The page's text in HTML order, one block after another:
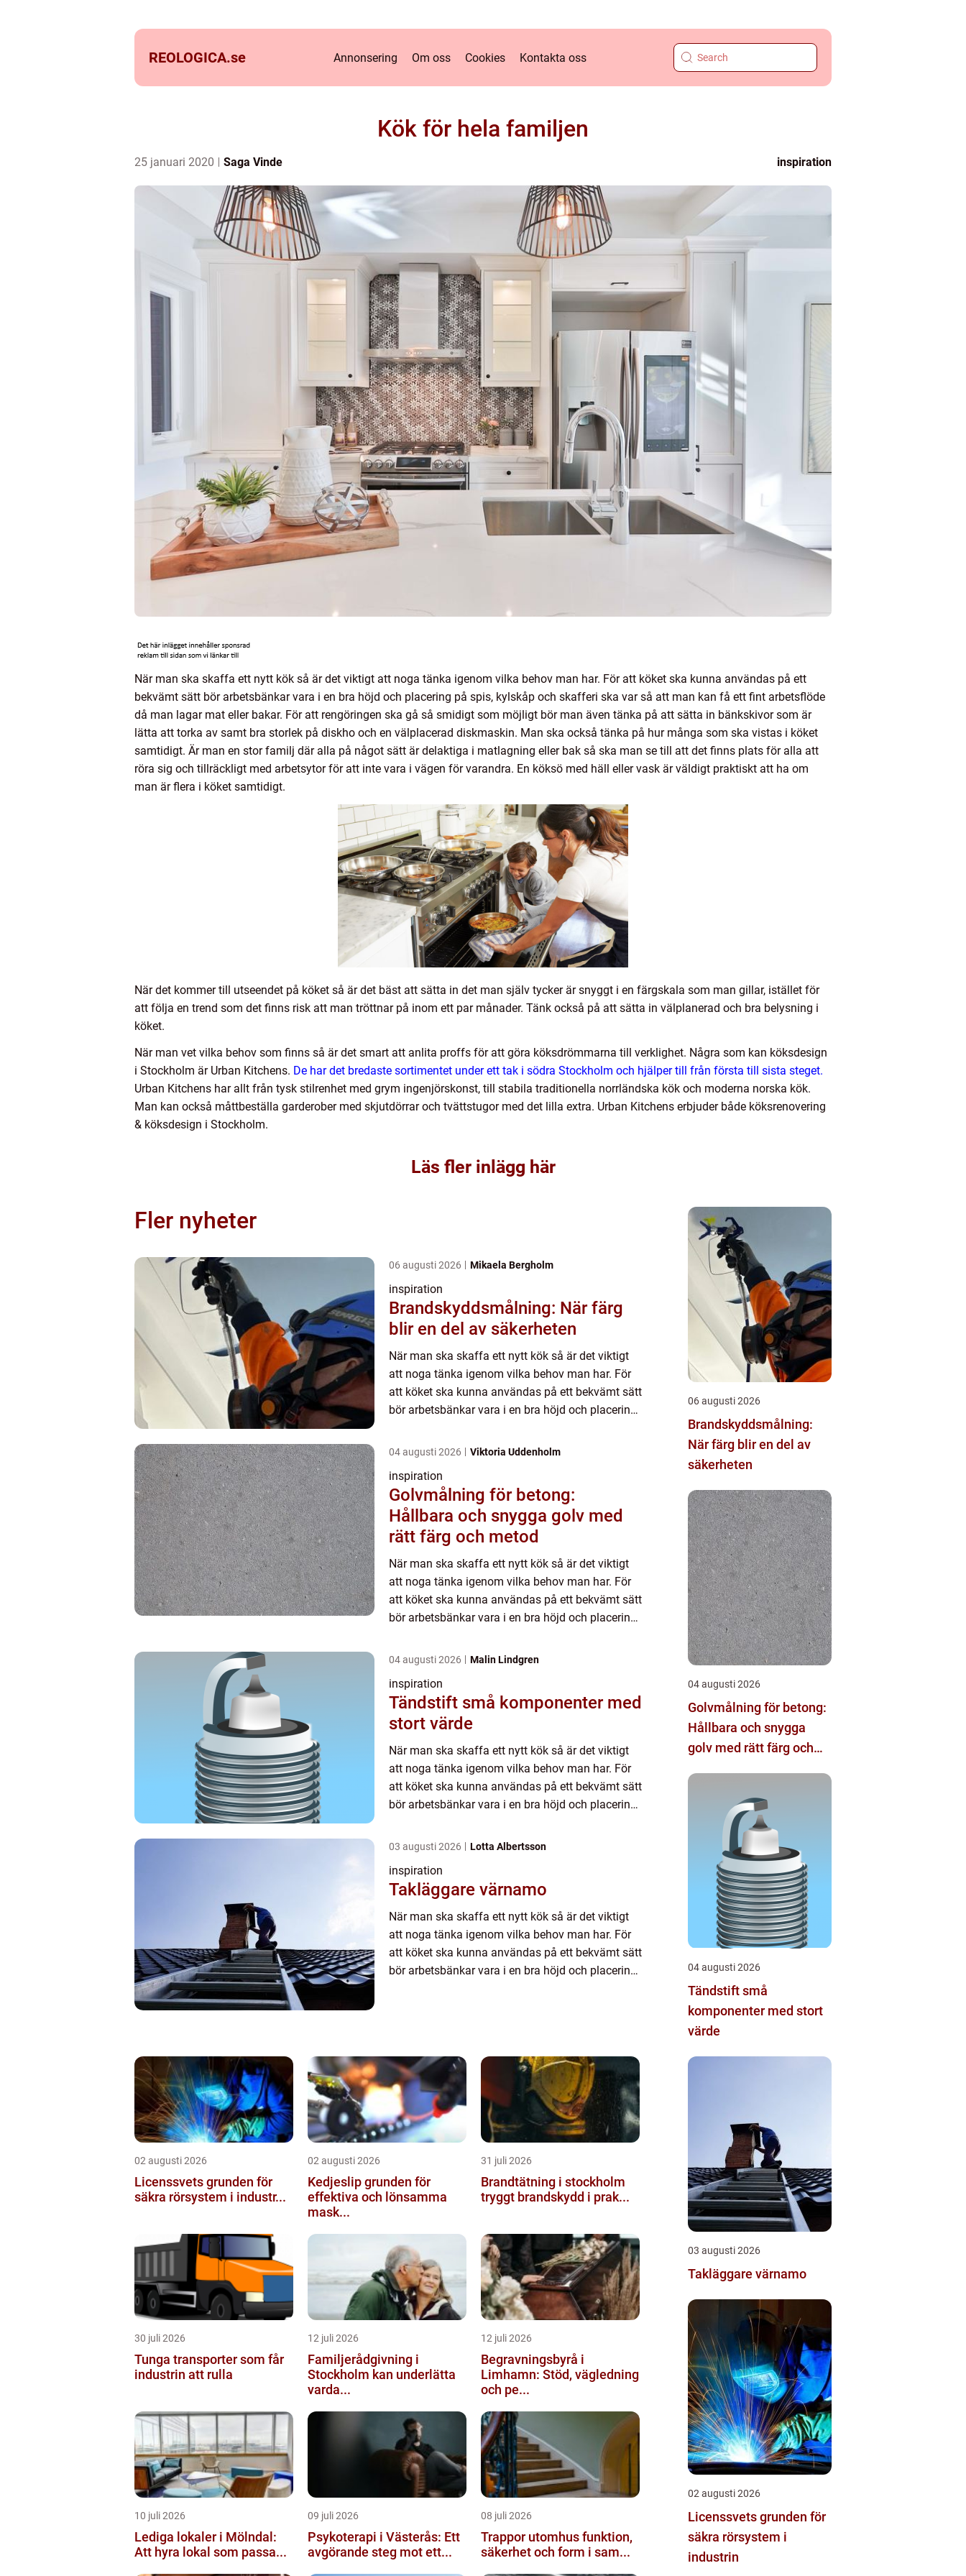
REOLOGICA.se Annonsering Om oss Cookies Kontakta oss
Kök för hela familjen
25 januari 2020 Saga Vinde inspiration
När man ska skaffa ett nytt kök så är det viktigt att noga tänka igenom vilka behov man har. För att köket ska kunna användas på ett
bekvämt sätt bör arbetsbänkar vara i en bra höjd och placering på spis, kylskåp och skafferi ska var så att man kan få ett fint arbetsflöde
då man lagar mat eller bakar. För att rengöringen ska gå så smidigt som möjligt bör man även tänka på att sätta in bänkskivor som är
lätta att torka av samt bra storlek på diskho och en välplacerad diskmaskin. Man ska också tänka på hur många som ska vistas i köket
samtidigt. Är man en stor familj där alla på något sätt är delaktiga i matlagning eller bak så ska man se till att det finns plats för alla att
röra sig och tillräckligt med arbetsytor för att inte vara i vägen för varandra. En köksö med häll eller vask är väldigt praktiskt att ha om
man är flera i köket samtidigt.
När det kommer till utseendet på köket så är det bäst att sätta in det man själv tycker är snyggt i en färgskala som man gillar, istället för
att följa en trend som det finns risk att man tröttnar på inom ett par månader. Tänk också på att sätta in välplanerad och bra belysning i
köket.
När man vet vilka behov som finns så är det smart att anlita proffs för att göra köksdrömmarna till verklighet. Några som kan köksdesign
i Stockholm är Urban Kitchens. De har det bredaste sortimentet under ett tak i södra Stockholm och hjälper till från första till sista steget.
Urban Kitchens har allt från tysk stilrenhet med grym ingenjörskonst, till stabila traditionella norrländska kök och moderna norska kök.
Man kan också måttbeställa garderober med skjutdörrar och tvättstugor med det lilla extra. Urban Kitchens erbjuder både köksrenovering
& köksdesign i Stockholm.
Läs fler inlägg här
Fler nyheter
06 augusti 2026 Mikaela Bergholm
inspiration
Brandskyddsmålning: När färg
blir en del av säkerheten
När man ska skaffa ett nytt kök så är det viktigt
att noga tänka igenom vilka behov man har. För
att köket ska kunna användas på ett bekvämt sätt
bör arbetsbänkar vara i en bra höjd och placering
kan f...
04 augusti 2026 Viktoria Uddenholm
inspiration
Golvmålning för betong:
Hållbara och snygga golv med
rätt färg och metod
När man ska skaffa ett nytt kök så är det viktigt
att noga tänka igenom vilka behov man har. För
att köket ska kunna användas på ett bekvämt sätt
bör arbetsbänkar vara i en bra höjd och placering
kan f...
04 augusti 2026 Malin Lindgren
inspiration
Tändstift små komponenter med
stort värde
När man ska skaffa ett nytt kök så är det viktigt
att noga tänka igenom vilka behov man har. För
att köket ska kunna användas på ett bekvämt sätt
bör arbetsbänkar vara i en bra höjd och placering
kan f...
03 augusti 2026 Lotta Albertsson
inspiration
Takläggare värnamo
När man ska skaffa ett nytt kök så är det viktigt
att noga tänka igenom vilka behov man har. För
att köket ska kunna användas på ett bekvämt sätt
bör arbetsbänkar vara i en bra höjd och placering
02 augusti 2026
Licenssvets grunden för
säkra rörsystem i industr...
02 augusti 2026
Kedjeslip grunden för
effektiva och lönsamma
mask...
31 juli 2026
Brandtätning i stockholm
tryggt brandskydd i prak...
30 juli 2026
Tunga transporter som får
industrin att rulla
12 juli 2026
Familjerådgivning i
Stockholm kan underlätta
varda...
12 juli 2026
Begravningsbyrå i
Limhamn: Stöd, vägledning
och pe...
10 juli 2026
Lediga lokaler i Mölndal:
Att hyra lokal som passa...
09 juli 2026
Psykoterapi i Västerås: Ett
avgörande steg mot ett...
08 juli 2026
Trappor utomhus funktion,
säkerhet och form i sam...
06 augusti 2026
Brandskyddsmålning:
När färg blir en del av
säkerheten
04 augusti 2026
Golvmålning för betong:
Hållbara och snygga
golv med rätt färg och
04 augusti 2026
Tändstift små
komponenter med stort
värde
03 augusti 2026
Takläggare värnamo
02 augusti 2026
Licenssvets grunden för
säkra rörsystem i
industrin